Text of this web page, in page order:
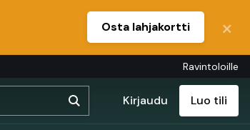
Osta lahjakortti
Ravintoloille
Kirjaudu Luo tili